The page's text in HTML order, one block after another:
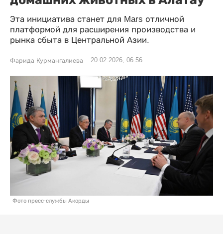
Эта инициатива станет для Mars отличной
платформой для расширения производства и
рынка сбыта в Центральной Азии.
Фарида Курмангалиева 20.02.2026, 06:56
Фото пресс-службы Акорды